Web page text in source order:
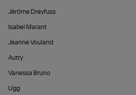
Jérôme Dreyfuss
Isabel Marant
Jeanne Vouland
Autry
Vanessa Bruno
Ugg